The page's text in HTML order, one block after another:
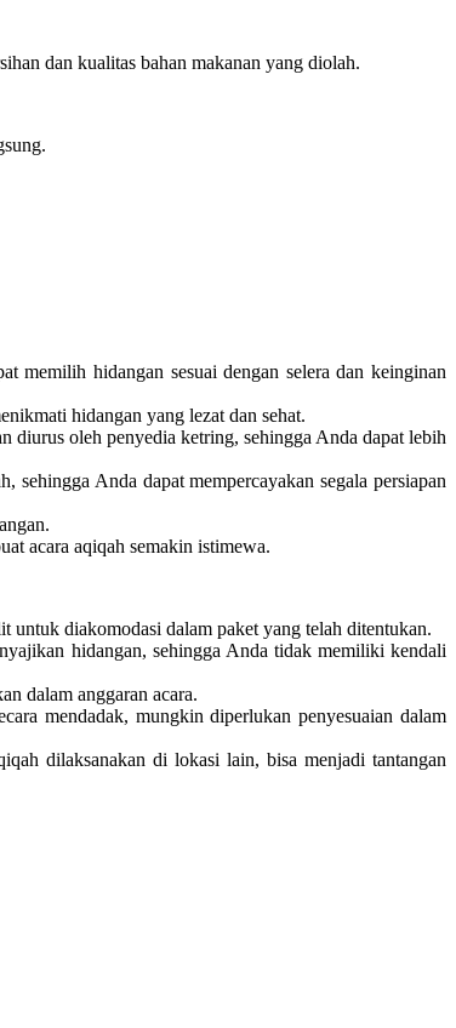
dan kualitas bahan makanan yang diolah.
memilih hidangan sesuai dengan selera dan keinginan
hidangan yang lezat dan sehat.
diurus oleh penyedia ketring, sehingga Anda dapat lebih
Anda dapat mempercayakan segala persiapan
acara aqiqah semakin istimewa.
untuk diakomodasi dalam paket yang telah ditentukan.
hidangan, sehingga Anda tidak memiliki kendali
dalam anggaran acara.
mendadak, mungkin diperlukan penyesuaian dalam
dilaksanakan di lokasi lain, bisa menjadi tantangan